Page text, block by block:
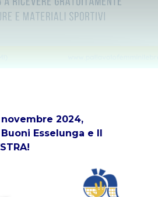
2024,
Esselunga e Il